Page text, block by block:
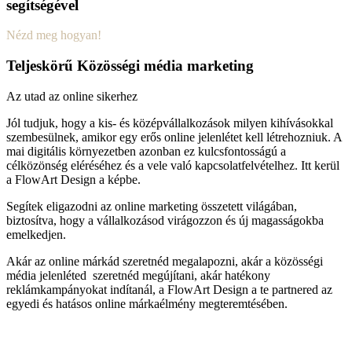
segítségével
Nézd meg hogyan!
Teljeskörű Közösségi média marketing
Az utad az online sikerhez
Jól tudjuk, hogy a kis- és középvállalkozások milyen kihívásokkal
szembesülnek, amikor egy erős online jelenlétet kell létrehozniuk. A
mai digitális környezetben azonban ez kulcsfontosságú a
célközönség eléréséhez és a vele való kapcsolatfelvételhez. Itt kerül
a FlowArt Design a képbe.
Segítek eligazodni az online marketing összetett világában,
biztosítva, hogy a vállalkozásod virágozzon és új magasságokba
emelkedjen.
Akár az online márkád szeretnéd megalapozni, akár a közösségi
média jelenléted szeretnéd megújítani, akár hatékony
reklámkampányokat indítanál, a FlowArt Design a te partnered az
egyedi és hatásos online márkaélmény megteremtésében.